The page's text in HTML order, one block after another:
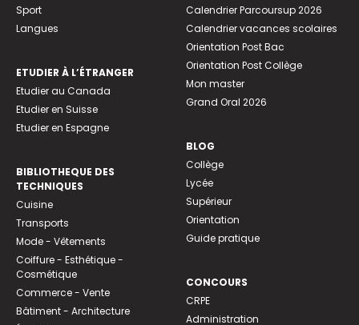
Sport
Langues
ETUDIER À L’ÉTRANGER
Etudier au Canada
Etudier en Suisse
Etudier en Espagne
BIBLIOTHEQUE DES
TECHNIQUES
Cuisine
Transports
Mode - Vêtements
Coiffure - Esthétique -
Cosmétique
Commerce - Vente
Bâtiment - Architecture
Calendrier Parcoursup 2026
Calendrier vacances scolaires
Orientation Post Bac
Orientation Post Collège
Mon master
Grand Oral 2026
BLOG
Collège
Lycée
Supérieur
Orientation
Guide pratique
CONCOURS
CRPE
Administration